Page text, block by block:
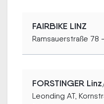
FAIRBIKE LINZ
Ramsauerstraße 78
FORSTINGER
Leonding AT,